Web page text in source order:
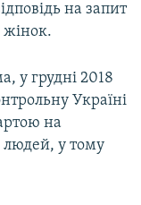
на запит
жінок.
у грудні 2018
Україні
на
людей, у тому